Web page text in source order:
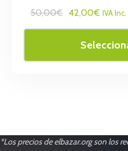
50,00€ 42,00€ IVA Inc.
*Los precios de elbazar.org son los